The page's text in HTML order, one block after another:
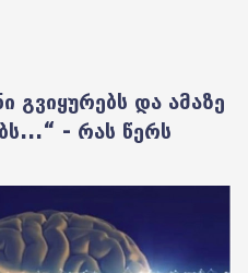
გვიყურებს და ამაზე
- რას წერს